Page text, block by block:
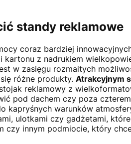
standy reklamowe
coraz bardziej
z nadrukiem
w zasięgu rozmaitych
różne produkty. Atrakcyjnym
reklamowy z
pod dachem czy poza
warunków
ulotkami czy gadżetami,
czy innym podmiocie, który